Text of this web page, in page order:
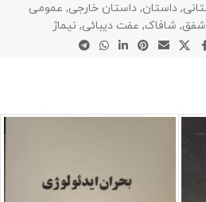
, داستان, داستان خارجی, عمومی
شفق, شافاک, عفت دیبائی, نیماژ